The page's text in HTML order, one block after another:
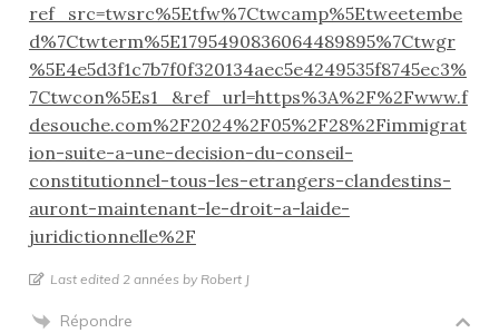
ref_src=twsrc%5Etfw%7Ctwcamp%5Etweetembe
d%7Ctwterm%5E1795490836064489895%7Ctwgr
%5E4e5d3f1c7b7f0f320134aec5e4249535f8745ec3%
7Ctwcon%5Es1_&ref_url=https%3A%2F%2Fwww.f
desouche.com%2F2024%2F05%2F28%2Fimmigrat
ion-suite-a-une-decision-du-conseil-
constitutionnel-tous-les-etrangers-clandestins-
auront-maintenant-le-droit-a-laide-
juridictionnelle%2F
Last edited 2 années by Robert J
Répondre